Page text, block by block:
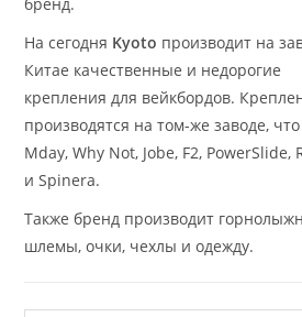
На сегодня Kyoto производит на
Китае качественные и недорогие
крепления для вейкбордов.
производятся на том-же заводе,
Mday, Why Not, Jobe, F2, PowerSlide,
и Spinera.
Также бренд производит
шлемы, очки, чехлы и одежду.